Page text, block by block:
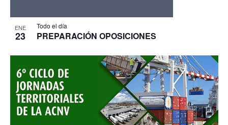
ENE
23
Todo el día
PREPARACIÓN OPOSICIONES